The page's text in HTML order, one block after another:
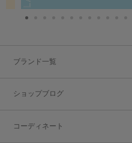
ブランド一覧
ショップブログ
コーディネート